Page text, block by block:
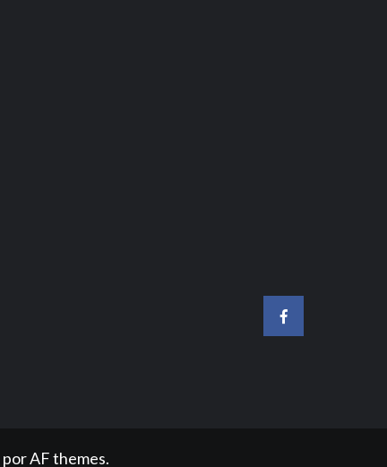
Facebook
por AF themes.